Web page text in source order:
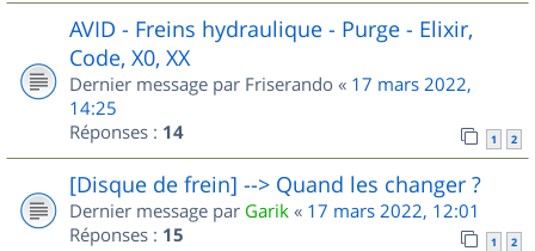
AVID - Freins hydraulique - Purge - Elixir,
Code, X0, XX
Dernier message par Friserando « 17 mars 2022,
14:25
Réponses : 14 1 2
[Disque de frein] --> Quand les changer ?
Dernier message par Garik « 17 mars 2022, 12:01
Réponses : 15 1 2